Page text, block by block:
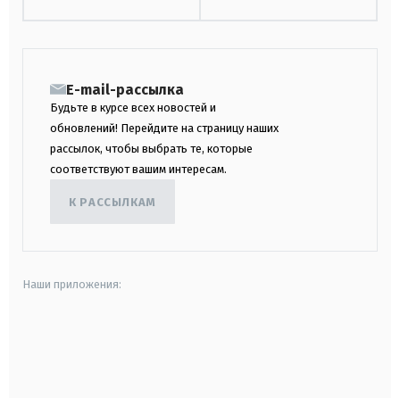
E-mail-рассылка
Будьте в курсе всех новостей и
обновлений! Перейдите на страницу наших
рассылок, чтобы выбрать те, которые
соответствуют вашим интересам.
К РАССЫЛКАМ
Наши приложения: